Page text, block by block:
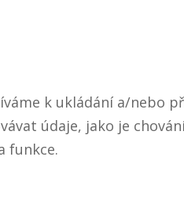
k ukládání a/nebo
údaje, jako je
funkce.